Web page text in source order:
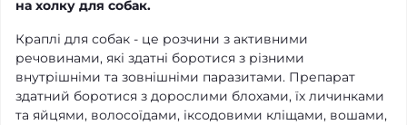
на холку для собак.
Краплі для собак - це розчини з активними
речовинами, які здатні боротися з різними
внутрішніми та зовнішніми паразитами. Препарат
здатний боротися з дорослими блохами, їх личинками
та яйцями, волосоїдами, іксодовими кліщами, вошами,